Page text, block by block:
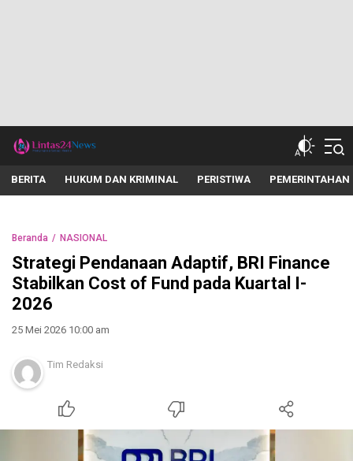
lintas24news.com
Menyingkap Setiap Realita
BERITA HUKUM DAN KRIMINAL PERISTIWA PEMERINTAHAN
Beranda NASIONAL
Strategi Pendanaan Adaptif, BRI Finance
Stabilkan Cost of Fund pada Kuartal I-
2026
25 Mei 2026 10:00 am
Tim Redaksi